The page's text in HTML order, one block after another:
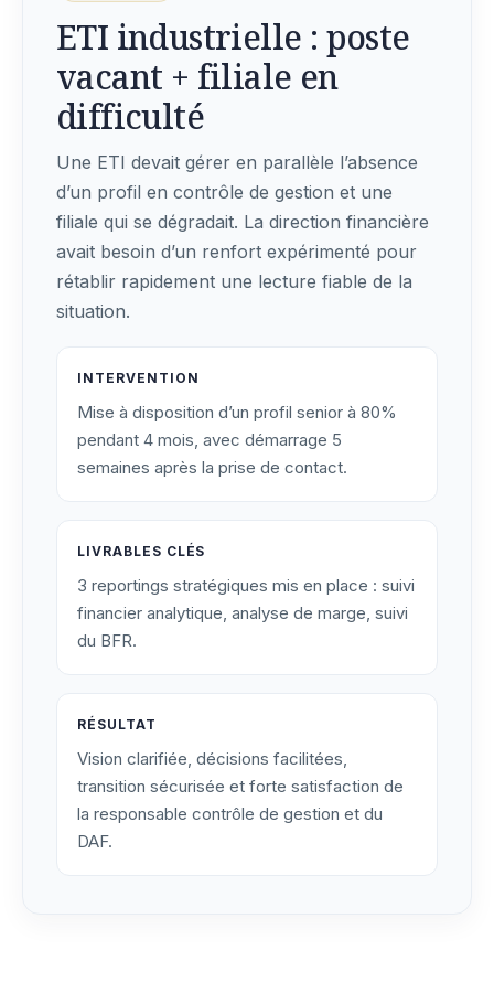
ETI industrielle : poste
vacant + filiale en
difficulté
Une ETI devait gérer en parallèle l’absence
d’un profil en contrôle de gestion et une
filiale qui se dégradait. La direction financière
avait besoin d’un renfort expérimenté pour
rétablir rapidement une lecture fiable de la
situation.
INTERVENTION
Mise à disposition d’un profil senior à 80%
pendant 4 mois, avec démarrage 5
semaines après la prise de contact.
LIVRABLES CLÉS
3 reportings stratégiques mis en place : suivi
financier analytique, analyse de marge, suivi
du BFR.
RÉSULTAT
Vision clarifiée, décisions facilitées,
transition sécurisée et forte satisfaction de
la responsable contrôle de gestion et du
DAF.